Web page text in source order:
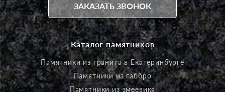
ЗАКАЗАТЬ ЗВОНОК
Каталог памятников
Памятники из гранита в Екатеринбурге
Памятники из габбро
Памятники из змеевика